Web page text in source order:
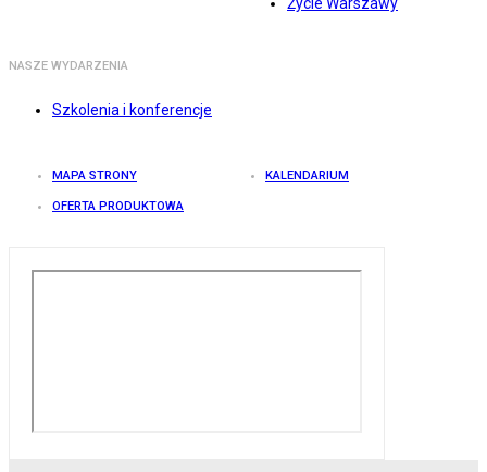
NASZE WYDARZENIA
Szkolenia i konferencje
MAPA STRONY KALENDARIUM
OFERTA PRODUKTOWA